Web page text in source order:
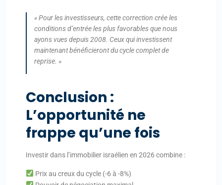
« Pour les investisseurs, cette correction crée les
conditions d’entrée les plus favorables que nous
ayons vues depuis 2008. Ceux qui investissent
maintenant bénéficieront du cycle complet de
reprise. »
Conclusion :
L’opportunité ne
frappe qu’une fois
Investir dans l’immobilier israélien en 2026 combine :
Prix au creux du cycle (-6 à -8%)